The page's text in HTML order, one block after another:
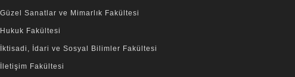
Güzel Sanatlar ve Mimarlık Fakültesi
Hukuk Fakültesi
İktisadi, İdari ve Sosyal Bilimler Fakültesi
İletişim Fakültesi